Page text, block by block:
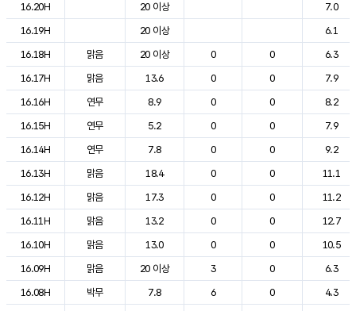
16.20H
20 이상
7.0
16.19H
20 이상
6.1
16.18H
맑음 20 이상 0 0
6.3
16.17H
맑음 13.6 0 0
7.9
16.16H
연무 8.9 0 0
8.2
16.15H
연무 5.2 0 0
7.9
16.14H
연무 7.8 0 0
9.2
16.13H
맑음 18.4 0 0
11.1
16.12H
맑음 17.3 0 0
11.2
16.11H
맑음 13.2 0 0
12.7
16.10H
맑음 13.0 0 0
10.5
16.09H
맑음 20 이상 3 0
6.3
16.08H
박무 7.8 6 0
4.3